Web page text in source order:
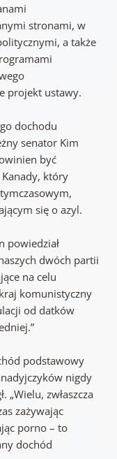
stronami, w
a także
projekt ustawy.
dochodu
senator Kim
być
który
się o azyl.
powiedział
dwóch partii
na celu
komunistyczny
od datków
podstawowy
nigdy
„Wielu, zwłaszcza
zażywając
porno – to
dochód